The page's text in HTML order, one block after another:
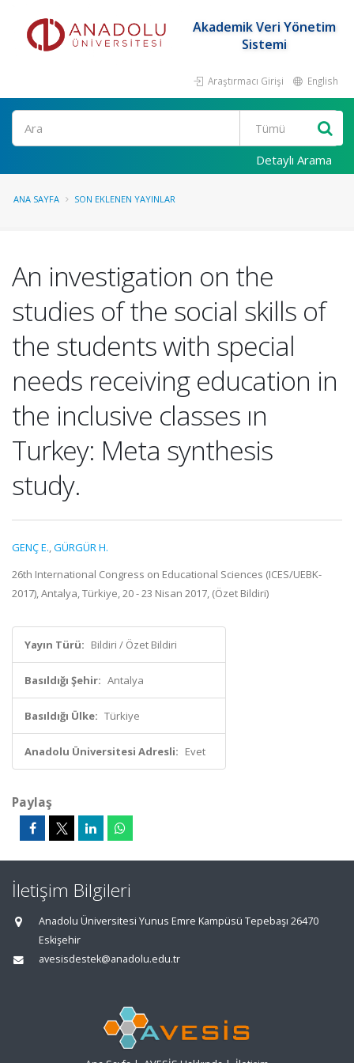
Akademik Veri Yönetim
Sistemi
Araştırmacı Girişi English
Ara
Detaylı Arama
ANA SAYFA SON EKLENEN YAYINLAR
An investigation on the
studies of the social skills of
the students with special
needs receiving education in
the inclusive classes ın
Turkey: Meta synthesis
study.
GENÇ E.,GÜRGÜR H.
26th International Congress on Educational Sciences (ICES/UEBK-
2017), Antalya, Türkiye, 20 - 23 Nisan 2017, (Özet Bildiri)
Yayın Türü: Bildiri / Özet Bildiri
Basıldığı Şehir: Antalya
Basıldığı Ülke: Türkiye
Anadolu Üniversitesi Adresli: Evet
Paylaş
İletişim Bilgileri
Anadolu Üniversitesi Yunus Emre Kampüsü Tepebaşı 26470
Eskişehir
avesisdestek@anadolu.edu.tr